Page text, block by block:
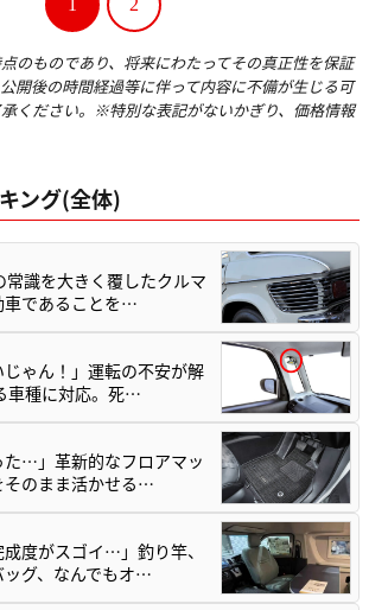
1 2
のものであり、将来にわたってその真正性を保証
開後の時間経過等に伴って内容に不備が生じる可
ください。※特別な表記がないかぎり、価格情報
ング(全体)
識を大きく覆したクルマ
車であることを…
じゃん！」運転の不安が解
車種に対応。死…
た…」革新的なフロアマッ
そのまま活かせる…
度がスゴイ…」釣り竿、
ッグ、なんでもオ…